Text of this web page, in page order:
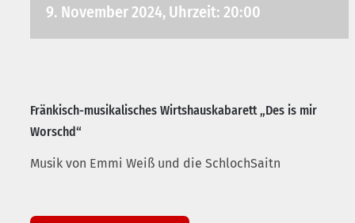
9. November 2024, Uhrzeit: 20:00
Fränkisch-musikalisches Wirtshauskabarett „Des is mir
Worschd“
Musik von Emmi Weiß und die SchlochSaitn